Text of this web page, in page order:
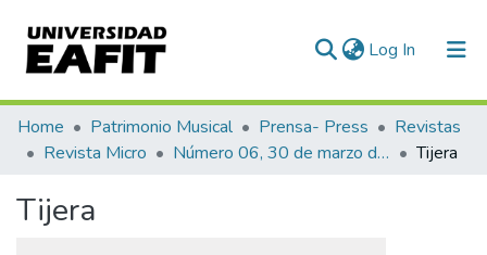
Log In (current)
Communities & Collections
All of DSpace
Statistics
Home Patrimonio Musical Prensa- Press
Revistas
Revista Micro
Número 06, 30 de marzo de 1940 Tijera
Tijera